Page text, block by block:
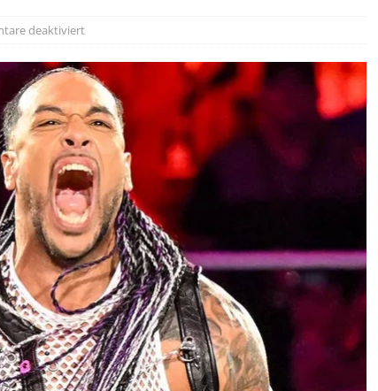
deaktiviert